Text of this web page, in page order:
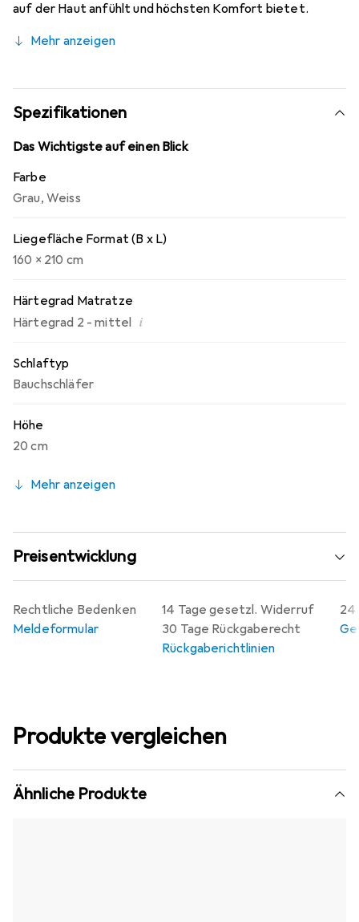
auf der Haut anfühlt und höchsten Komfort bietet.
Mehr anzeigen
Spezifikationen
Das Wichtigste auf einen Blick
Farbe
Grau, Weiss
Liegefläche Format (B x L)
160 x 210 cm
Härtegrad Matratze
Härtegrad 2 - mittel i
Schlaftyp
Bauchschläfer
Höhe
20 cm
Mehr anzeigen
Preisentwicklung
14 Tage gesetzl. Widerruf
30 Tage Rückgaberecht
Rückgaberichtlinien
24
Rechtliche Bedenken
Meldeformular
Produkte vergleichen
Ähnliche Produkte